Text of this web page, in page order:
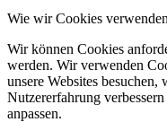
Wie wir Cookies verwenden
Wir können Cookies
werden. Wir verwenden
unsere Websites
Nutzererfahrung
anpassen.